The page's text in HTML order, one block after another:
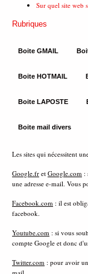
Sur quel site web
Rubriques
Boite GMAIL
Boite HOTMAIL
Boite LAPOSTE
Boite mail divers
Les sites qui nécessitent
Google.fr et Google.com :
une adresse e-mail. Vous
Facebook.com : il est
facebook.
Youtube.com : si vous
compte Google et donc
Twitter.com : pour avoir